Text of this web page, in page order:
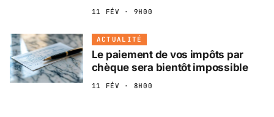
11 FÉV · 9H00
ACTUALITÉ
Le paiement de vos impôts par
chèque sera bientôt impossible
11 FÉV · 8H00